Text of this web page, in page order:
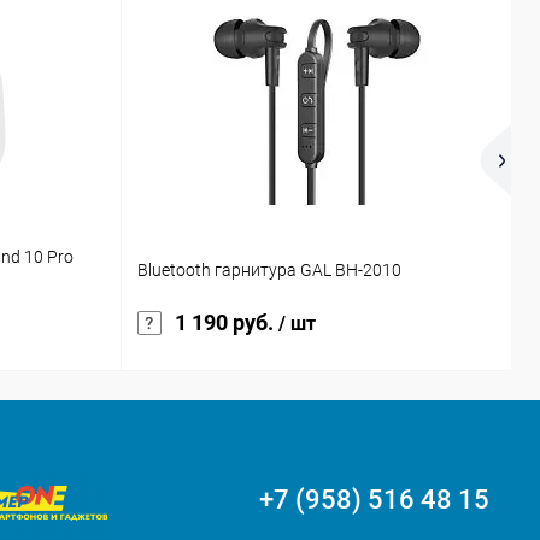
10 Pro
Bluetooth гарнитура GAL BH-2010
1 190 руб. / шт
+7 (958) 516 48 15